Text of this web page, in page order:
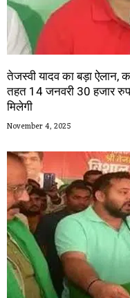
तेजस्वी यादव का बड़ा ऐलान,
तहत 14 जनवरी 30 हजार
मिलेगी
November 4, 2025